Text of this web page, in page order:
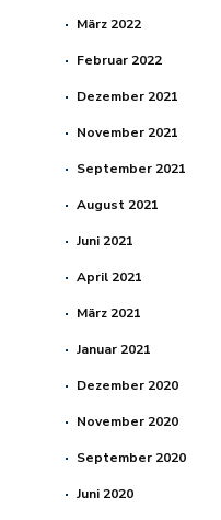
März 2022
Februar 2022
Dezember 2021
November 2021
September 2021
August 2021
Juni 2021
April 2021
März 2021
Januar 2021
Dezember 2020
November 2020
September 2020
Juni 2020